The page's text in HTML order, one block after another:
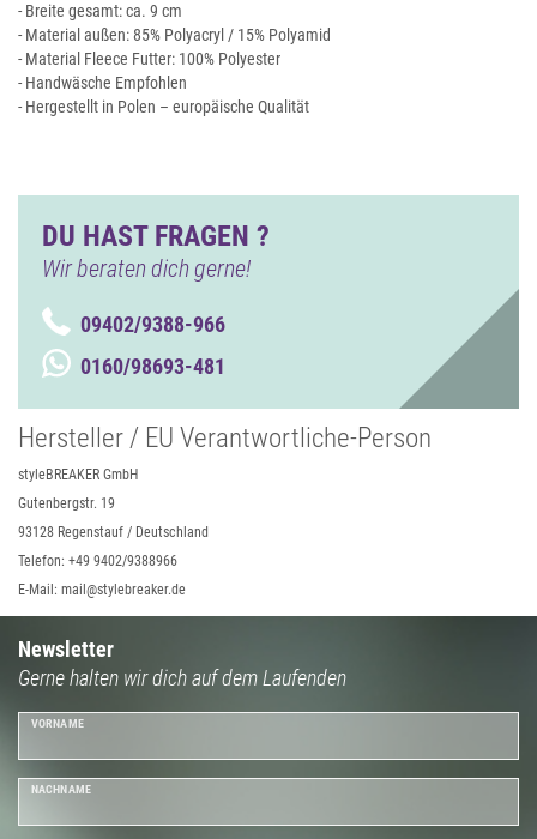
- Breite gesamt: ca. 9 cm
- Material außen: 85% Polyacryl / 15% Polyamid
- Material Fleece Futter: 100% Polyester
- Handwäsche Empfohlen
- Hergestellt in Polen – europäische Qualität
DU HAST FRAGEN ?
Wir beraten dich gerne!
09402/9388-966
0160/98693-481
Hersteller / EU Verantwortliche-Person
styleBREAKER GmbH
Gutenbergstr. 19
93128 Regenstauf / Deutschland
Telefon: +49 9402/9388966
E-Mail: mail@stylebreaker.de
Newsletter
Gerne halten wir dich auf dem Laufenden
VORNAME
NACHNAME